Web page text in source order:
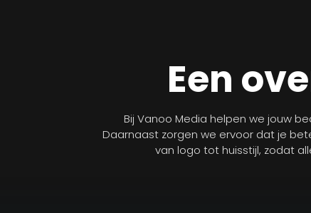
Een
Bij Vanoo Media helpen we jouw
Daarnaast zorgen we ervoor dat je
van logo tot huisstijl, zodat